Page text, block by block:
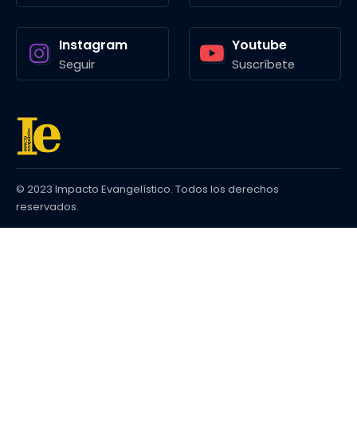
Instagram
Seguir
Youtube
Suscríbete
© 2023 Impacto Evangelístico. Todos los derechos
reservados.